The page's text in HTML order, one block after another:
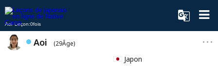
Aoi Leçon:0fois
Aoi (29Âge)
Japon